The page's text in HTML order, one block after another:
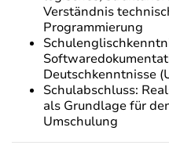
Verständnis
Programmierung
Deutschkenntnisse
Schulabschluss:
als Grundlage für
Umschulung